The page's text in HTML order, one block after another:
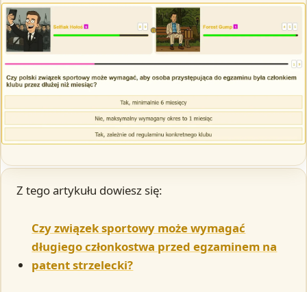
Z tego artykułu dowiesz się:
Czy związek sportowy może wymagać
długiego członkostwa przed egzaminem na
patent strzelecki?